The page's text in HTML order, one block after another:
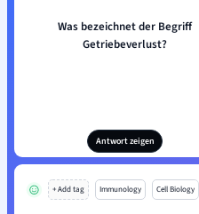
Was bezeichnet der Begriff
Getriebeverlust?
Antwort zeigen
+ Add tag Immunology Cell Biology